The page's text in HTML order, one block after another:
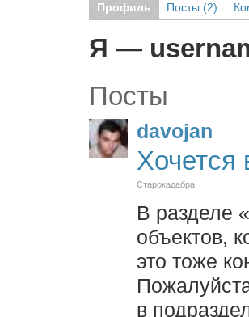
Профиль Посты (2)
Я —
Посты
davojan
Хочется
Старокадабра
В разделе
объектов,
это тоже
в